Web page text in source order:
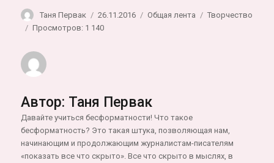
Автор
Таня Первак Опубликовано
26.11.2016 Рубрики
Общая лента Метки
Творчество
Просмотров: 1 140
Автор: Таня Первак
Давайте учиться бесформатности! Что такое
бесформатность? Это такая штука, позволяющая нам,
начинающим и продолжающим журналистам-писателям
«показать все что скрыто». Все что скрыто в мыслях, в